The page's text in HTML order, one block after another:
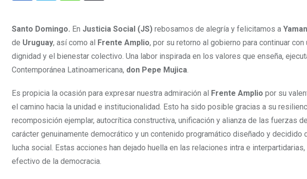
Santo Domingo. En Justicia Social (JS) rebosamos de alegría y felicitamos a
de Uruguay, así como al Frente Amplio, por su retorno al gobierno para continuar
dignidad y el bienestar colectivo. Una labor inspirada en los valores que enseña,
Contemporánea Latinoamericana, don Pepe Mujica
Es propicia la ocasión para expresar nuestra admiración al Frente Amplio por su
el camino hacia la unidad e institucionalidad. Esto ha sido posible gracias a su
recomposición ejemplar, autocrítica constructiva, unificación y alianza de las fuerzas
carácter genuinamente democrático y un contenido programático diseñado y
lucha social. Estas acciones han dejado huella en las relaciones intra e
efectivo de la democracia.